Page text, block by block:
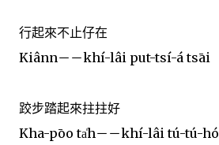
行起來不止仔在
Kiânn－－khí-lâi put-tsí-á tsāi
跤步踏起來拄拄好
Kha-pōo ta̍h－－khí-lâi tú-tú-hó